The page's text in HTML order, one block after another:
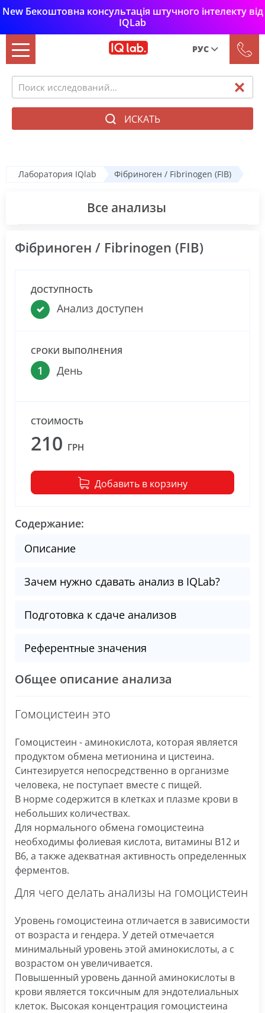
New Бекоштовна консультація штучного інтелекту від
IQLab
РУС
Укр
ИСКАТЬ
Лаборатория IQlab Фібриноген / Fibrinogen (FIB)
Все анализы
Фібриноген / Fibrinogen (FIB)
ДОСТУПНОСТЬ
Анализ доступен
СРОКИ ВЫПОЛНЕНИЯ
1 День
СТОИМОСТЬ
210 ГРН
Добавить в корзину
Содержание:
Описание
Зачем нужно сдавать анализ в IQLab?
Подготовка к сдаче анализов
Референтные значения
Общее описание анализа
Гомоцистеин это
Гомоцистеин - аминокислота, которая является
продуктом обмена метионина и цистеина.
Синтезируется непосредственно в организме
человека, не поступает вместе с пищей.
В норме содержится в клетках и плазме крови в
небольших количествах.
Для нормального обмена гомоцистеина
необходимы фолиевая кислота, витамины В12 и
B6, а также адекватная активность определенных
ферментов.
Для чего делать анализы на гомоцистеин
Уровень гомоцистеина отличается в зависимости
от возраста и гендера. У детей отмечается
минимальный уровень этой аминокислоты, а с
возрастом он увеличивается.
Повышенный уровень данной аминокислоты в
крови является токсичным для эндотелиальных
клеток. Высокая концентрация гомоцистеина